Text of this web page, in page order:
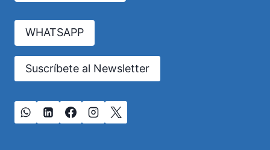
WHATSAPP
Suscríbete al Newsletter